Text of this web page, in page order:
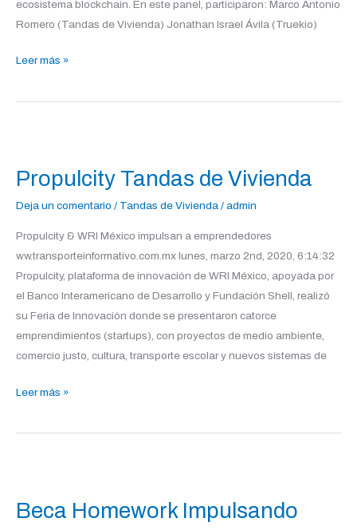
ecosistema blockchain. En este panel, participaron: Marco Antonio
Romero (Tandas de Vivienda) Jonathan Israel Ávila (Truekio)
Leer más »
Propulcity Tandas de Vivienda
Deja un comentario / Tandas de Vivienda / admin
Propulcity & WRI México impulsan a emprendedores
ww.transporteinformativo.com.mx lunes, marzo 2nd, 2020, 6:14:32
Propulcity, plataforma de innovación de WRI México, apoyada por
el Banco Interamericano de Desarrollo y Fundación Shell, realizó
su Feria de Innovación donde se presentaron catorce
emprendimientos (startups), con proyectos de medio ambiente,
comercio justo, cultura, transporte escolar y nuevos sistemas de
de
Leer más »
Beca Homework Impulsando
Impulsando